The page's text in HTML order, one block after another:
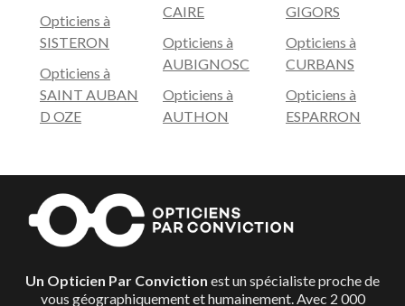
Opticiens à
SISTERON
Opticiens à
SAINT AUBAN
D OZE
CAIRE
Opticiens à
AUBIGNOSC
Opticiens à
AUTHON
GIGORS
Opticiens à
CURBANS
Opticiens à
ESPARRON
Un Opticien Par Conviction est un spécialiste proche de
vous géographiquement et humainement. Avec 2 000